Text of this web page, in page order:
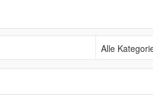
Alle Kategorien